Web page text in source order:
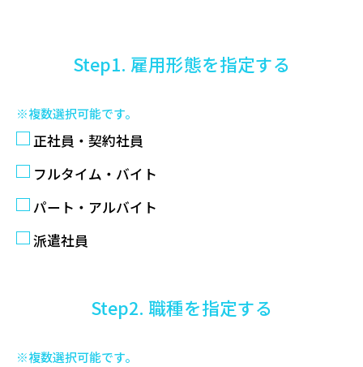
Step1. 雇用形態を指定する
※複数選択可能です。
正社員・契約社員
フルタイム・バイト
パート・アルバイト
派遣社員
Step2. 職種を指定する
※複数選択可能です。